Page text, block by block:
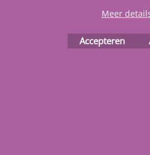
Meer
Accepteren